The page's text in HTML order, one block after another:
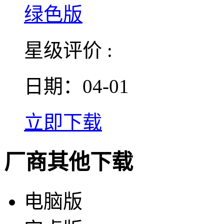
星级评价 :
日期：04-01
立即下载
厂商其他下载
电脑版